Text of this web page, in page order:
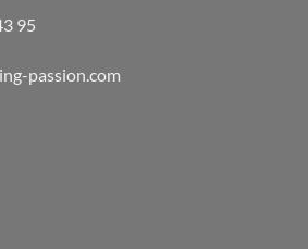
95
passion.com